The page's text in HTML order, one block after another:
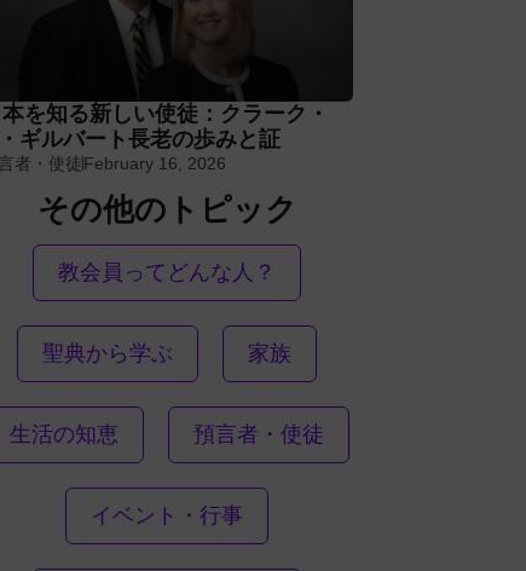
本を知る新しい使徒：クラーク・
ギルバート長老の歩みと証
者・使徒February 16, 2026
その他のトピック
教会員ってどんな人？
聖典から学ぶ 家族
生活の知恵 預言者・使徒
イベント・行事